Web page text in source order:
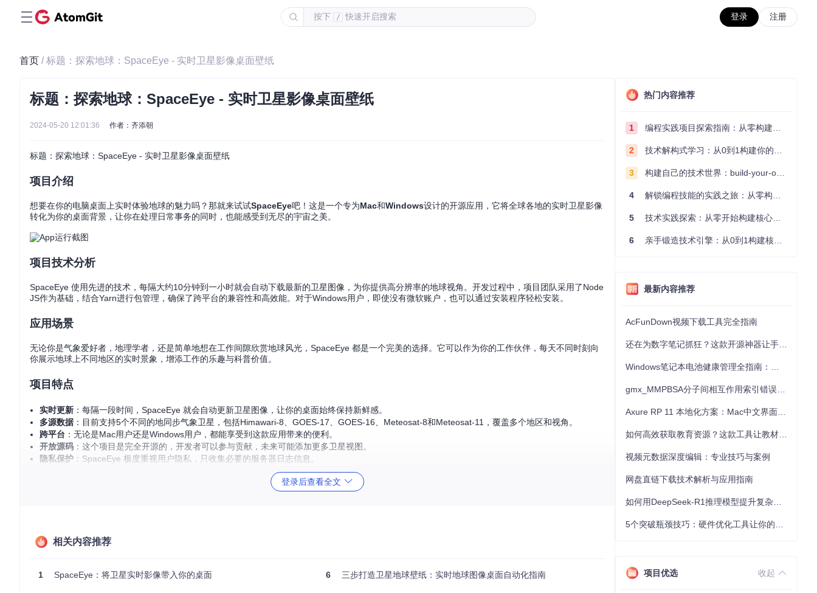
按下 / 快速开启搜索 登录 注册
首页 / 标题：探索地球：SpaceEye - 实时卫星影像桌面壁纸
标题：探索地球：SpaceEye - 实时卫星影像桌面壁纸
2024-05-20 12:01:36 作者：齐添朝
标题：探索地球：SpaceEye - 实时卫星影像桌面壁纸
项目介绍
想要在你的电脑桌面上实时体验地球的魅力吗？那就来试试SpaceEye吧！这是一个专为Mac和Windows设计的开源应用，它将全球各地的实时卫星影像
转化为你的桌面背景，让你在处理日常事务的同时，也能感受到无尽的宇宙之美。
项目技术分析
SpaceEye 使用先进的技术，每隔大约10分钟到一小时就会自动下载最新的卫星图像，为你提供高分辨率的地球视角。开发过程中，项目团队采用了Node
JS作为基础，结合Yarn进行包管理，确保了跨平台的兼容性和高效能。对于Windows用户，即使没有微软账户，也可以通过安装程序轻松安装。
应用场景
无论你是气象爱好者，地理学者，还是简单地想在工作间隙欣赏地球风光，SpaceEye 都是一个完美的选择。它可以作为你的工作伙伴，每天不同时刻向
你展示地球上不同地区的实时景象，增添工作的乐趣与科普价值。
项目特点
实时更新 ：每隔一段时间，SpaceEye 就会自动更新卫星图像，让你的桌面始终保持新鲜感。
多源数据：目前支持5个不同的地同步气象卫星，包括Himawari-8、GOES-17、GOES-16、Meteosat-8和Meteosat-11，覆盖多个地区和视角。
跨平台 ：无论是Mac用户还是Windows用户，都能享受到这款应用带来的便利。
开放源码 ：这个项目是完全开源的，开发者可以参与贡献，未来可能添加更多卫星视图。
隐私保护 ：SpaceEye 极度重视用户隐私，只收集必要的服务器日志信息。
让我们一起开启这段奇妙的视觉旅程，通过SpaceEye感受我们美丽蓝色星球的每一个瞬间。立即下载并安装，让你的桌面成为探索地球的窗口吧！
登录后查看全文
相关内容推荐
1 SpaceEye：将卫星实时影像带入你的桌面 6 三步打造卫星地球壁纸：实时地球图像桌面自动化指南
热门内容推荐
1 编程实践项目探索指南：从零构建技术能力体系
2 技术解构式学习：从0到1构建你的编程知识体系
3 构建自己的技术世界：build-your-own-x项目的实践探索指南
4 解锁编程技能的实践之旅：从零构建你的技术世界
5 技术实践探索：从零开始构建核心系统的实践指南
6 亲手锻造技术引擎：从0到1构建核心系统的实践指南
最新内容推荐
AcFunDown视频下载工具完全指南
视频元数据深度编辑：专业技巧与案例
网盘直链下载技术解析与应用指南
项目优选 收起